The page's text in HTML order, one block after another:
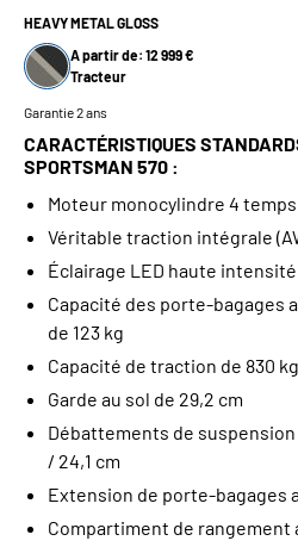
HEAVY METAL GLOSS
A partir de: 12 999 €
Tracteur
Garantie 2 ans
CARACTÉRISTIQUES
SPORTSMAN 570 :
Moteur monocylindre 4 temps
Véritable traction intégrale
Éclairage LED haute intensité
Capacité des porte-bagages
de 123 kg
Capacité de traction de 830 kg
Garde au sol de 29,2 cm
Débattements de
/ 24,1 cm
Extension de porte-bagages
Compartiment de rangement